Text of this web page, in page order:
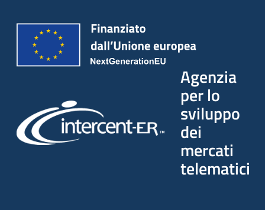
Agenzia
per lo
sviluppo
dei
mercati
telematici